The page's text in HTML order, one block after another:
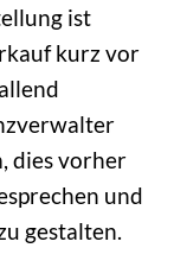
ist
kurz vor
dies vorher
und
gestalten.